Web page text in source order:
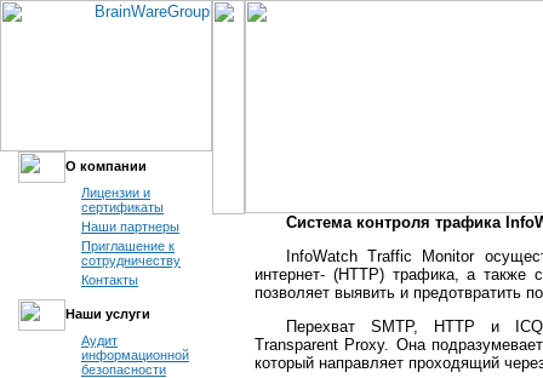
О компании
Лицензии и
сертификаты
Наши партнеры
Приглашение к
сотрудничеству
Контакты
Наши услуги
Аудит
информационной
безопасности
Система контроля трафика
InfoWatch Traffic Monitor
интернет- (HTTP) трафика, а также
позволяет выявить и предотвратить
Перехват SMTP, HTTP и ICQ-
Transparent Proxy. Она
который направляет проходящий